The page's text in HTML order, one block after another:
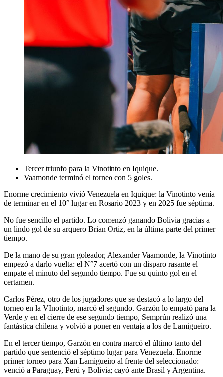
Tercer triunfo para la Vinotinto en Iquique.
Vaamonde terminó el torneo con 5 goles.
Enorme crecimiento vivió Venezuela en Iquique: la Vinotinto venía
de terminar en el 10° lugar en Rosario 2023 y en 2025 fue séptima.
No fue sencillo el partido. Lo comenzó ganando Bolivia gracias a
un lindo gol de su arquero Brian Ortiz, en la última parte del primer
tiempo.
De la mano de su gran goleador, Alexander Vaamonde, la Vinotinto
empezó a darlo vuelta: el N°7 acertó con un disparo rasante el
empate el minuto del segundo tiempo. Fue su quinto gol en el
certamen.
Carlos Pérez, otro de los jugadores que se destacó a lo largo del
torneo en la VInotinto, marcó el segundo. Garzón lo empató para la
Verde y en el cierre de ese segundo tiempo, Semprún realizó una
fantástica chilena y volvió a poner en ventaja a los de Lamigueiro.
En el tercer tiempo, Garzón en contra marcó el último tanto del
partido que sentenció el séptimo lugar para Venezuela. Enorme
primer torneo para Xan Lamigueiro al frente del seleccionado:
venció a Paraguay, Perú y Bolivia; cayó ante Brasil y Argentina.